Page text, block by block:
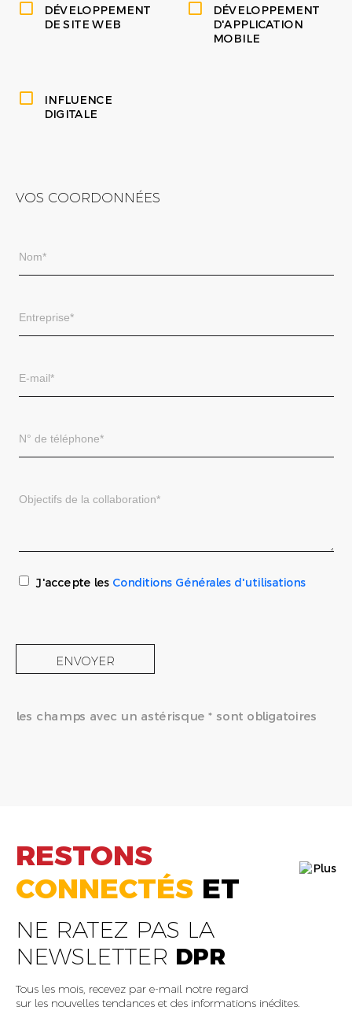
DÉVELOPPEMENT
DE SITE WEB
DÉVELOPPEMENT
D'APPLICATION
MOBILE
INFLUENCE
DIGITALE
VOS COORDONNÉES
J'accepte les Conditions Générales d'utilisations
ENVOYER
les champs avec un astérisque * sont obligatoires
RESTONS
CONNECTÉS ET
NE RATEZ PAS LA
NEWSLETTER DPR
Tous les mois, recevez par e-mail notre regard
sur les nouvelles tendances et des informations inédites.